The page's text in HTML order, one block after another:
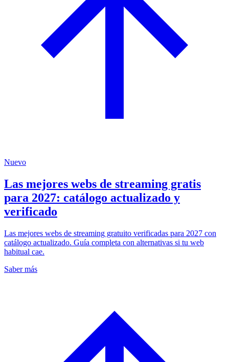
Nuevo
Las mejores webs de streaming gratis
para 2027: catálogo actualizado y
verificado
Las mejores webs de streaming gratuito verificadas para 2027 con
catálogo actualizado. Guía completa con alternativas si tu web
habitual cae.
Saber más